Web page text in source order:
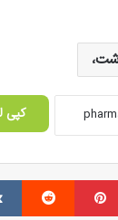
کپی
‫پین‌ترست ‫رددیت